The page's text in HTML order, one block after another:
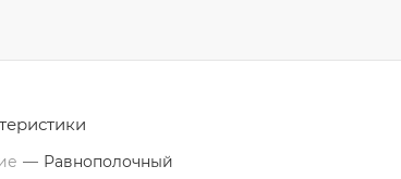
— Равнополочный